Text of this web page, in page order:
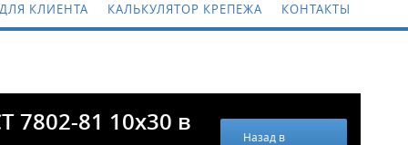
КЛИЕНТА КАЛЬКУЛЯТОР КРЕПЕЖА КОНТАКТЫ
81 10х30 в
Назад в